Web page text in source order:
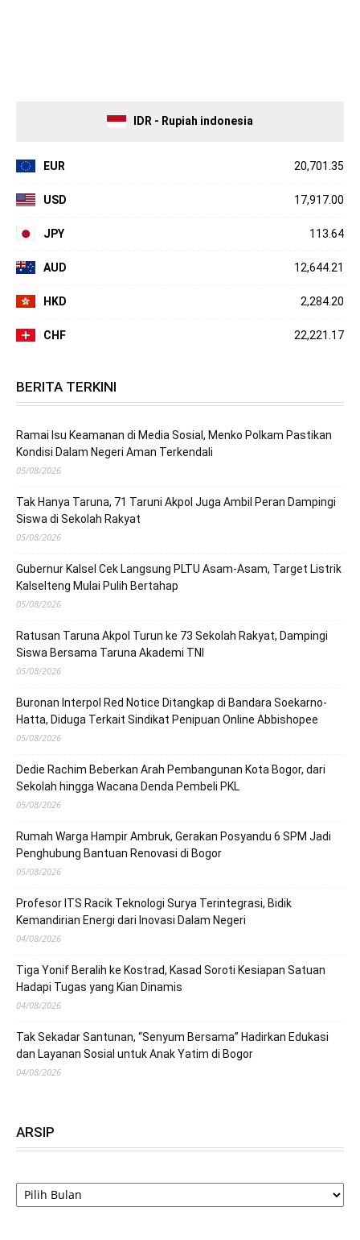
IDR - Rupiah indonesia
EUR 20,701.35
USD 17,917.00
JPY 113.64
AUD 12,644.21
HKD 2,284.20
CHF 22,221.17
BERITA TERKINI
Ramai Isu Keamanan di Media Sosial, Menko Polkam Pastikan
Kondisi Dalam Negeri Aman Terkendali
05/08/2026
Tak Hanya Taruna, 71 Taruni Akpol Juga Ambil Peran Dampingi
Siswa di Sekolah Rakyat
05/08/2026
Gubernur Kalsel Cek Langsung PLTU Asam-Asam, Target Listrik
Kalselteng Mulai Pulih Bertahap
05/08/2026
Ratusan Taruna Akpol Turun ke 73 Sekolah Rakyat, Dampingi
Siswa Bersama Taruna Akademi TNI
05/08/2026
Buronan Interpol Red Notice Ditangkap di Bandara Soekarno-
Hatta, Diduga Terkait Sindikat Penipuan Online Abbishopee
05/08/2026
Dedie Rachim Beberkan Arah Pembangunan Kota Bogor, dari
Sekolah hingga Wacana Denda Pembeli PKL
05/08/2026
Rumah Warga Hampir Ambruk, Gerakan Posyandu 6 SPM Jadi
Penghubung Bantuan Renovasi di Bogor
05/08/2026
Profesor ITS Racik Teknologi Surya Terintegrasi, Bidik
Kemandirian Energi dari Inovasi Dalam Negeri
04/08/2026
Tiga Yonif Beralih ke Kostrad, Kasad Soroti Kesiapan Satuan
Hadapi Tugas yang Kian Dinamis
04/08/2026
Tak Sekadar Santunan, “Senyum Bersama” Hadirkan Edukasi
dan Layanan Sosial untuk Anak Yatim di Bogor
04/08/2026
ARSIP
ARSIP